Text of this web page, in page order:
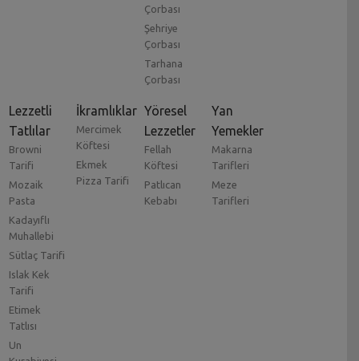
Çorbası
Şehriye
Çorbası
Tarhana
Çorbası
Lezzetli
Tatlılar
Browni
Tarifi
Mozaik
Pasta
Kadayıflı
Muhallebi
Sütlaç Tarifi
Islak Kek
Tarifi
Etimek
Tatlısı
Un
İkramlıklar
Mercimek
Köftesi
Ekmek
Pizza Tarifi
Yöresel
Lezzetler
Fellah
Köftesi
Patlıcan
Kebabı
Yan
Yemekler
Makarna
Tarifleri
Meze
Tarifleri